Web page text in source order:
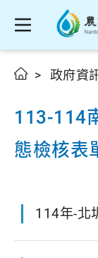
政府資
113-114
態檢核表
114年-北